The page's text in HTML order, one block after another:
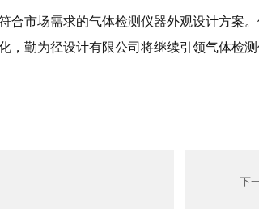
合市场需求的气体检测仪器外观设计方案
勤为径设计有限公司将继续引领气体检
下